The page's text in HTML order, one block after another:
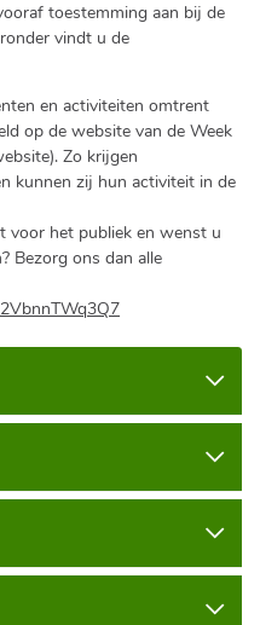
toestemming aan bij de
vindt u de
en activiteiten omtrent
op de website van de Week
Zo krijgen
kunnen zij hun activiteit in de
voor het publiek en wenst u
Bezorg ons dan alle